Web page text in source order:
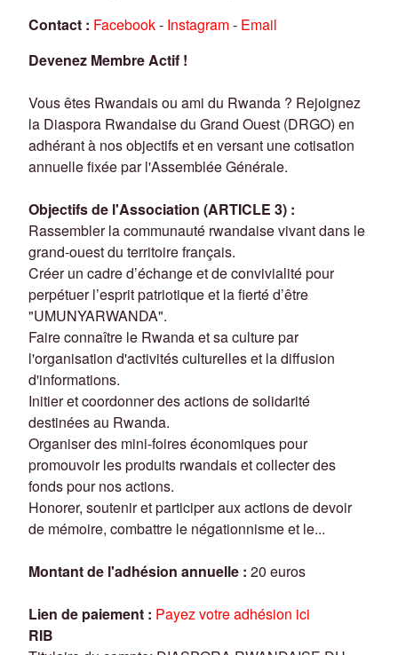
Contact : Facebook- Instagram- Email
Devenez Membre Actif !
Vous êtes Rwandais ou ami du Rwanda ? Rejoignez
la Diaspora Rwandaise du Grand Ouest (DRGO) en
adhérant à nos objectifs et en versant une cotisation
annuelle fixée par l'Assemblée Générale.
Objectifs de l'Association (ARTICLE 3) :
Rassembler la communauté rwandaise vivant dans le
grand-ouest du territoire français.
Créer un cadre d’échange et de convivialité pour
perpétuer l’esprit patriotique et la fierté d’être
"UMUNYARWANDA".
Faire connaître le Rwanda et sa culture par
l'organisation d'activités culturelles et la diffusion
d'informations.
Initier et coordonner des actions de solidarité
destinées au Rwanda.
Organiser des mini-foires économiques pour
promouvoir les produits rwandais et collecter des
fonds pour nos actions.
Honorer, soutenir et participer aux actions de devoir
de mémoire, combattre le négationnisme et le...
Montant de l'adhésion annuelle : 20 euros
Lien de paiement : Payez votre adhésion ici
RIB